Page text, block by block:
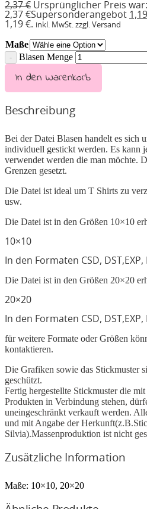
2,37€ Ursprünglicher Preis war:
2,37 €Supersonderangebot 1,19
1,19 €. inkl. MwSt. zzgl. Versand
Maße
Blasen Menge
In den Warenkorb
Beschreibung
Bei der Datei Blasen handelt es sich
individuell gestickt werden. Es kann
verwendet werden die man möchte.
Grenzen gesetzt.
Die Datei ist ideal um T Shirts zu
usw.
Die Datei ist in den Größen 10×10
10×10
In den Formaten CSD, DST,EXP,
Die Datei ist in den Größen 20×20
20×20
In den Formaten CSD, DST,EXP,
für weitere Formate oder Größen
kontaktieren.
Die Grafiken sowie das Stickmuster
geschützt.
Fertig hergestellte Stickmuster die
Produkten in Verbindung stehen,
uneingeschränkt verkauft werden.
und mit Angabe der
Silvia).Massenproduktion ist nicht
Zusätzliche Information
Maße: 10×10, 20×20